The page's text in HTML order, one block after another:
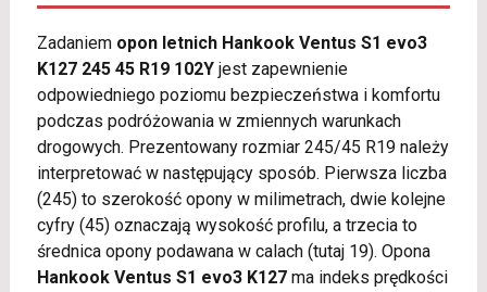
Zadaniem opon letnich Hankook Ventus S1 evo3
K127 245 45 R19 102Yjest zapewnienie
odpowiedniego poziomu bezpieczeństwa i komfortu
podczas podróżowania w zmiennych warunkach
drogowych. Prezentowany rozmiar 245/45 R19 należy
interpretować w następujący sposób. Pierwsza liczba
(245) to szerokość opony w milimetrach, dwie kolejne
cyfry (45) oznaczają wysokość profilu, a trzecia to
średnica opony podawana w calach (tutaj 19). Opona
Hankook Ventus S1 evo3 K127ma indeks prędkości